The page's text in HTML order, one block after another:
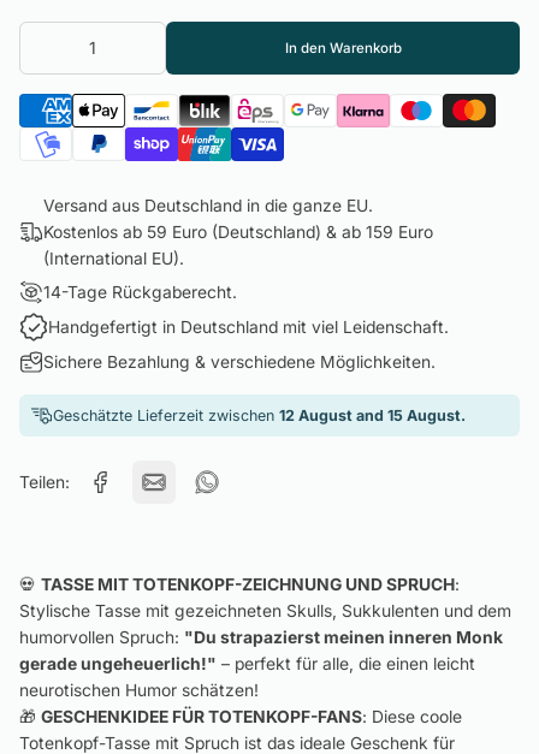
In den Warenkorb
Versand aus Deutschland in die ganze EU.
Kostenlos ab 59 Euro (Deutschland) & ab 159 Euro
(International EU).
14-Tage Rückgaberecht.
Handgefertigt in Deutschland mit viel Leidenschaft.
Sichere Bezahlung & verschiedene Möglichkeiten.
Geschätzte Lieferzeit zwischen 12 August and 15 August.
Teilen:
💀 TASSE MIT TOTENKOPF-ZEICHNUNG UND SPRUCH:
Stylische Tasse mit gezeichneten Skulls, Sukkulenten und dem
humorvollen Spruch: "Du strapazierst meinen inneren Monk
gerade ungeheuerlich!" – perfekt für alle, die einen leicht
neurotischen Humor schätzen!
🎁 GESCHENKIDEE FÜR TOTENKOPF-FANS: Diese coole
Totenkopf-Tasse mit Spruch ist das ideale Geschenk für